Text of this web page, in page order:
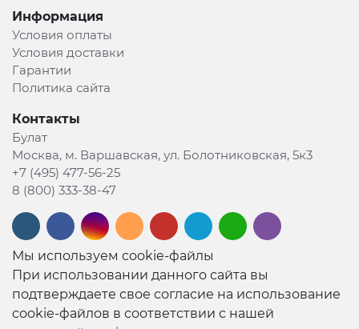
Информация
Условия оплаты
Условия доставки
Гарантии
Политика сайта
Контакты
Булат
Москва, м. Варшавская, ул. Болотниковская, 5к3
+7 (495) 477-56-25
8 (800) 333-38-47
Мы используем cookie-файлы
При использовании данного сайта вы
подтверждаете свое согласие на использование
cookie-файлов в соответствии с нашей